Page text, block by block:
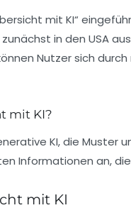
mit KI“
in den USA
Nutzer sich
mit KI?
KI, die Muster
Informationen an,
mit KI